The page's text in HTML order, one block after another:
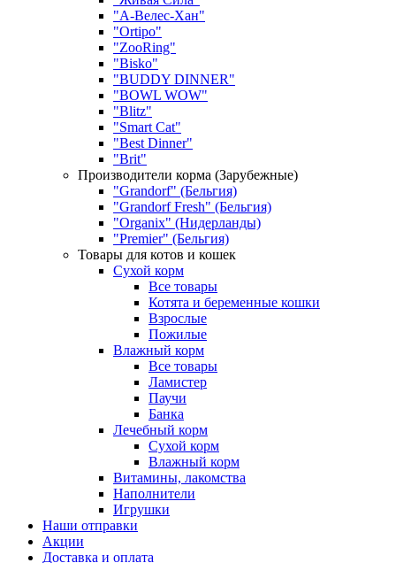
"А-Велес-Хан"
"Ortipo"
"ZooRing"
"Bisko"
"BUDDY DINNER"
"BOWL WOW"
"Blitz"
"Smart Cat"
"Best Dinner"
"Brit"
Производители корма (Зарубежные)
"Grandorf" (Бельгия)
"Grandorf Fresh" (Бельгия)
"Organix" (Нидерланды)
"Premier" (Бельгия)
Товары для котов и кошек
Сухой корм
Все товары
Котята и беременные кошки
Взрослые
Пожилые
Влажный корм
Все товары
Ламистер
Паучи
Банка
Лечебный корм
Сухой корм
Влажный корм
Витамины, лакомства
Наполнители
Игрушки
Наши отправки
Акции
Доставка и оплата